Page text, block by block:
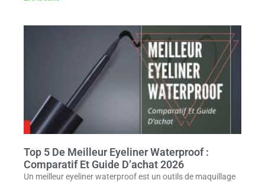
Top 5 De Meilleur Eyeliner Waterproof :
Comparatif Et Guide D’achat 2026
Un meilleur eyeliner waterproof est un outils de maquillage